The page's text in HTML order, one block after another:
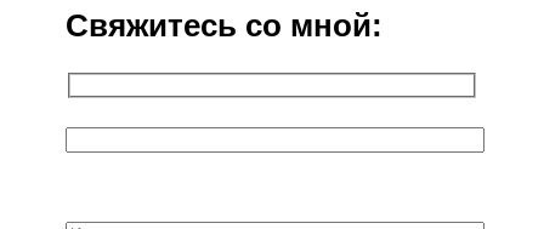
Свяжитесь со мной: